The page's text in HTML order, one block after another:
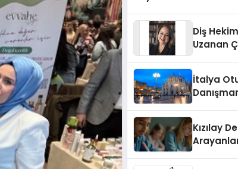
Diş
Uzanan
İtalya
Kızılay